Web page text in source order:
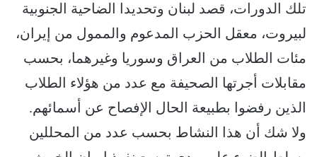
تلك الدورات، قصد لبنان وتحديدا الضاحية الجنوبية
لبيروت، معقل الحزب المدعوم والممول من إيران،
مئات الطلاب من العراق وسوريا وغيرهما، بحسب
مقابلات أجرتها الصحيفة مع عدد من هؤلاء الطلاب
الذين رفضوا بطبيعة الحال الإفصاح عن أسمائهم.
ولا شك أن هذا النشاط بحسب عدد من المحللين